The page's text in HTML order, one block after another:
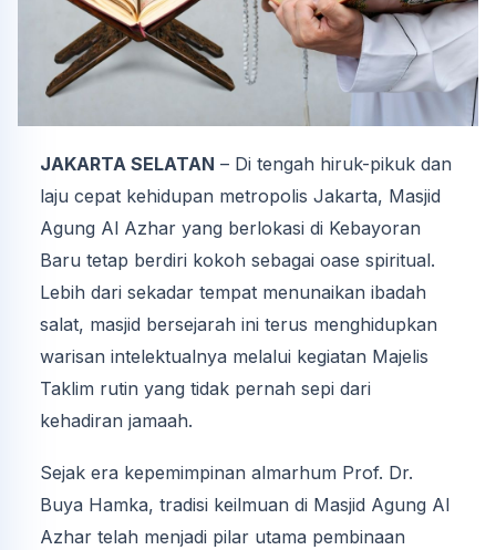
JAKARTA SELATAN – Di tengah hiruk-pikuk dan
laju cepat kehidupan metropolis Jakarta, Masjid
Agung Al Azhar yang berlokasi di Kebayoran
Baru tetap berdiri kokoh sebagai oase spiritual.
Lebih dari sekadar tempat menunaikan ibadah
salat, masjid bersejarah ini terus menghidupkan
warisan intelektualnya melalui kegiatan Majelis
Taklim rutin yang tidak pernah sepi dari
kehadiran jamaah.
Sejak era kepemimpinan almarhum Prof. Dr.
Buya Hamka, tradisi keilmuan di Masjid Agung Al
Azhar telah menjadi pilar utama pembinaan